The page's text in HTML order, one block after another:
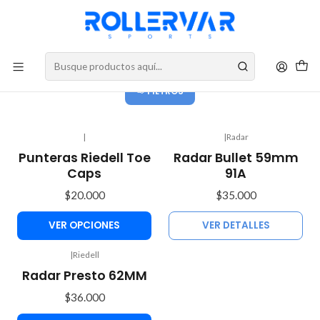
DESPACHOS A TODO CHILE
Roller derby
FILTROS
|
Punteras Riedell Toe
Caps
$20.000
VER OPCIONES
|Radar
Radar Bullet 59mm
91A
$35.000
VER DETALLES
|Riedell
Radar Presto 62MM
$36.000